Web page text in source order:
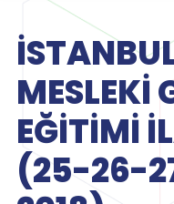
MESLEKİ
EĞİTİMİ
(25-26-